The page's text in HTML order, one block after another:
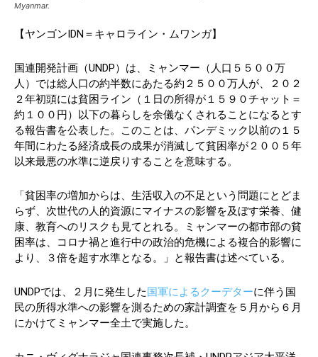
Myanmar.
【ヤンゴンIDN＝キャロライン・ムワンガ】
国連開発計画（UNDP）は、ミャンマー（人口５５００万
人）では総人口の約半数にあたる約２５００万人が、２０２
２年初頭には貧困ライン（１日の所得が１５９０チャット＝
約１００円）以下の暮らしを余儀なくされることになるとす
る報告書を公表した。このことは、パンデミック以前の１５
年間にわたる経済成長の成果が消滅して貧困率が２００５年
以来最悪の水準に逆戻りすることを意味する。
「貧困率の増加からは、生活収入の不足という問題にとどま
らず、次世代の人的資源にマイナスの影響を及ぼす栄養、健
康、教育へのリスクも見てとれる。ミャンマーの都市部の貧
困率は、コロナ禍と進行中の政治的危機による複合的影響に
より、３倍を超す水準となる。」と報告書は述べている。
UNDPでは、２月に発生した国軍によるクーデターに伴う国
民の所得水準への影響を測るための家計調査を５月から６月
にかけてミャンマー全土で実施した。